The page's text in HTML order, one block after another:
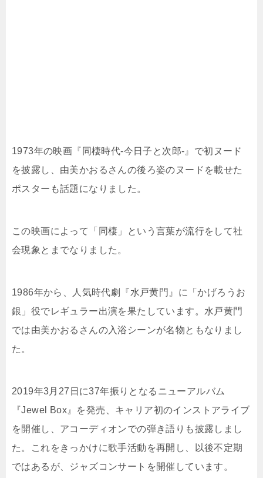
1973年の映画『同棲時代-今日子と次郎-』で初ヌード
を披露し、由美かおるさんの後ろ姿のヌードを載せた
ポスターも話題になりました。
この映画によって「同棲」という言葉が流行をして社
会現象とまでなりました。
1986年から、人気時代劇『水戸黄門』に「かげろうお
銀」役でレギュラー出演を果たしています。水戸黄門
では由美かおるさんの入浴シーンが名物ともなりまし
た。
2019年3月27日に37年振りとなるニューアルバム
『Jewel Box』を発売、キャリア初のインストアライブ
を開催し、アコーディオンでの弾き語りも披露しまし
た。これをきっかけに歌手活動を再開し、以後不定期
ではあるが、ジャズコンサートを開催しています。